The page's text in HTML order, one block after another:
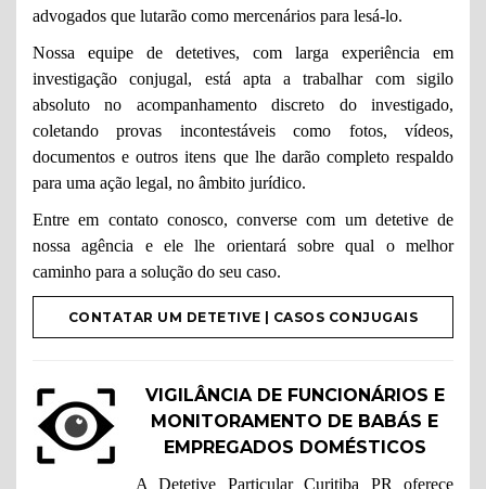
advogados que lutarão como mercenários para lesá-lo.
Nossa equipe de detetives, com larga experiência em
investigação conjugal, está apta a trabalhar com sigilo
absoluto no acompanhamento discreto do investigado,
coletando provas incontestáveis como fotos, vídeos,
documentos e outros itens que lhe darão completo respaldo
para uma ação legal, no âmbito jurídico.
Entre em contato conosco, converse com um detetive de
nossa agência e ele lhe orientará sobre qual o melhor
caminho para a solução do seu caso.
CONTATAR UM DETETIVE | CASOS CONJUGAIS
VIGILÂNCIA DE FUNCIONÁRIOS E
MONITORAMENTO DE BABÁS E
EMPREGADOS DOMÉSTICOS
A Detetive Particular Curitiba PR oferece